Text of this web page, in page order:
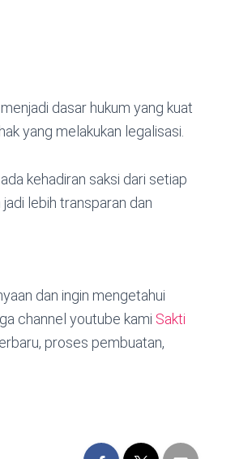
dasar hukum yang kuat
yang melakukan legalisasi.
kehadiran saksi dari setiap
lebih transparan dan
dan ingin mengetahui
channel youtube kami Sakti
proses pembuatan,